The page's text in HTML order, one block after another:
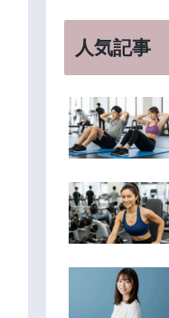
人気記事